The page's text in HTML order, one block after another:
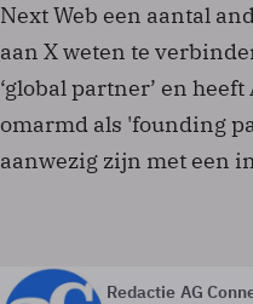
Next Web een aantal
aan X weten te
‘global partner’ en
omarmd als 'founding
aanwezig zijn met een
Redactie AG